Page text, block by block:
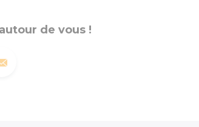
de vous !